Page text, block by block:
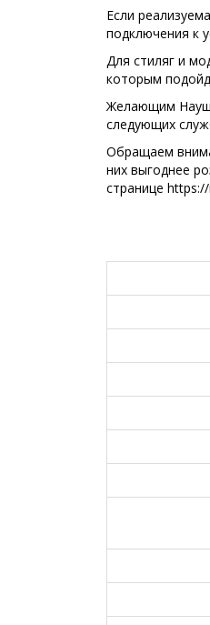
Если
подключения к
Для стиляг и
которым
Желающим
следующих
Обращаем
них выгоднее
странице